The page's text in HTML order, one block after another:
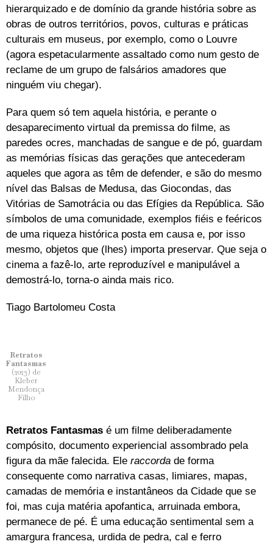
hierarquizado e de domínio da grande história sobre as
obras de outros territórios, povos, culturas e práticas
culturais em museus, por exemplo, como o Louvre
(agora espetacularmente assaltado como num gesto de
reclame de um grupo de falsários amadores que
ninguém viu chegar).
Para quem só tem aquela história, e perante o
desaparecimento virtual da premissa do filme, as
paredes ocres, manchadas de sangue e de pó, guardam
as memórias físicas das gerações que antecederam
aqueles que agora as têm de defender, e são do mesmo
nível das Balsas de Medusa, das Giocondas, das
Vitórias de Samotrácia ou das Efígies da República. São
símbolos de uma comunidade, exemplos fiéis e feéricos
de uma riqueza histórica posta em causa e, por isso
mesmo, objetos que (lhes) importa preservar. Que seja o
cinema a fazê-lo, arte reproduzível e manipulável a
demostrá-lo, torna-o ainda mais rico.
Tiago Bartolomeu Costa
Retratos
Fantasmas
(2023) de
Kleber
Mendonça
Filho
Retratos Fantasmas é um filme deliberadamente
compósito, documento experiencial assombrado pela
figura da mãe falecida. Ele raccorda de forma
consequente como narrativa casas, limiares, mapas,
camadas de memória e instantâneos da Cidade que se
foi, mas cuja matéria apofantica, arruinada embora,
permanece de pé. É uma educação sentimental sem a
amargura francesa, urdida de pedra, cal e ferro